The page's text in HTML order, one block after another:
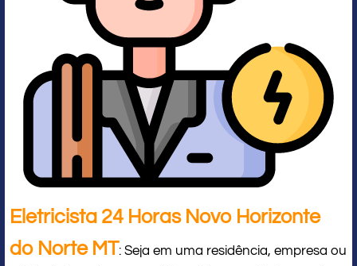
Eletricista 24 Horas Novo Horizonte
do Norte MT: Seja em uma residência, empresa ou